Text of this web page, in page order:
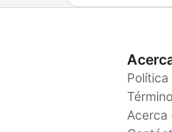
Acerca